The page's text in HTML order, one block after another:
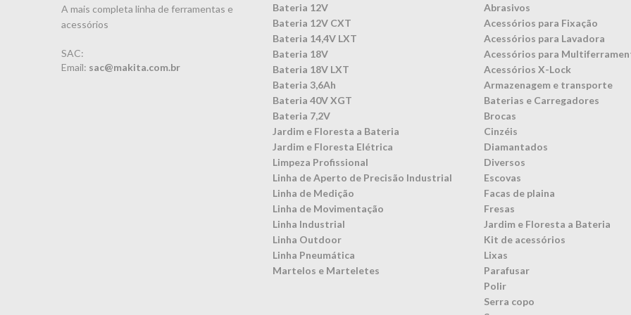
A mais completa linha de ferramentas e
acessórios
SAC:
Email: sac@makita.com.br
Bateria 12V
Bateria 12V CXT
Bateria 14,4V LXT
Bateria 18V
Bateria 18V LXT
Bateria 3,6Ah
Bateria 40V XGT
Bateria 7,2V
Jardim e Floresta a Bateria
Jardim e Floresta Elétrica
Limpeza Profissional
Linha de Aperto de Precisão Industrial
Linha de Medição
Linha de Movimentação
Linha Industrial
Linha Outdoor
Linha Pneumática
Martelos e Marteletes
Abrasivos
Acessórios para Fixação
Acessórios para Lavadora
Acessórios para
Acessórios X-Lock
Armazenagem e transporte
Baterias e Carregadores
Brocas
Cinzéis
Diamantados
Diversos
Escovas
Facas de plaina
Fresas
Jardim e Floresta a Bateria
Kit de acessórios
Lixas
Parafusar
Polir
Serra copo